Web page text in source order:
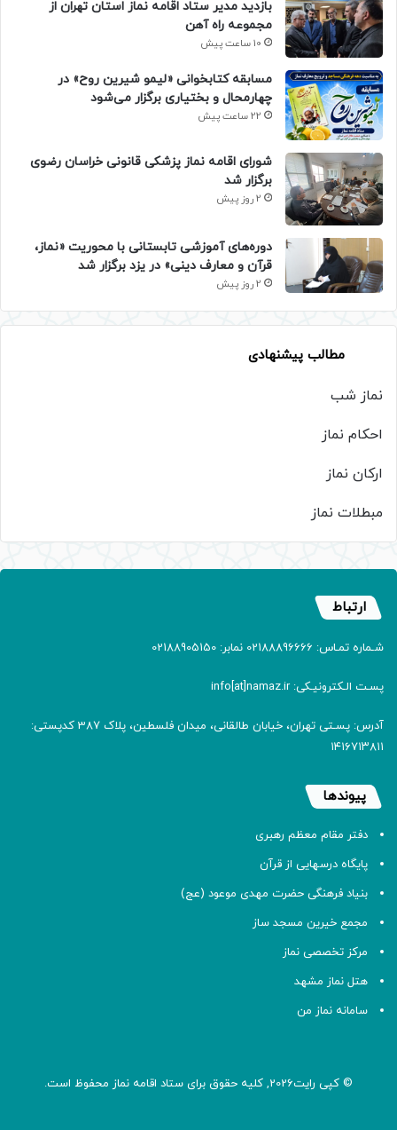
بازدید مدیر ستاد اقامه نماز استان تهران از
مجموعه راه آهن
10 ساعت پیش
مسابقه کتابخوانی «لیمو شیرین روح» در
چهارمحال و بختیاری برگزار می‌شود
22 ساعت پیش
شورای اقامه نماز پزشکی قانونی خراسان رضوی
برگزار شد
2 روز پیش
دوره‌های آموزشی تابستانی با محوریت «نماز،
قرآن و معارف دینی» در یزد برگزار شد
2 روز پیش
مطالب پیشنهادی
نماز شب
احکام نماز
ارکان نماز
مبطلات نماز
ارتباط
شـماره تمـاس: 02188896666 نمابر: 02188905150
پسـت الـکترونیـکی: info[at]namaz.ir
آدرس: پسـتی تهران، خیابان طالقانی، میدان فلسطین، پلاک 387 کدپستی:
۱۴۱۶۷۱۳۸۱۱
پیوندها
دفتر مقام معظم رهبری
پایگاه درسهایی از قرآن
بنیاد فرهنگی حضرت مهدی موعود (عج)
مجمع خیرین مسجد ساز
مرکز تخصصی نماز
هتل نماز مشهد
سامانه نماز من
© کپی رایت2026, کلیه حقوق برای ستاد اقامه نماز محفوظ است.